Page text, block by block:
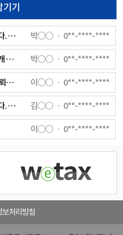
기
용인 수지지역 그급식당자리 찾고있습니다. 전용면적 120평 이상. 주차 다수(20대이상)
법인 소유 농지 매도 하려합니다. 상담전화 부탁드려요 박○○ 0**-****-****
드라이브 스루 가능한 매장 소개 좀 해주세요 박○○ 0**-****-****
반도체 관련 대형 공장 매도 의뢰합니다. 이○○ 0**-****-****
대형 가든형 식당 찾고 있습니다. 용인 , 수원 등 김○○ 0**-****-****
이○○ 0**-****-****
동두천 대형 상가 임대 의뢰를 드리고 싶습니다. 연락주세요~ 안○○ 0**-****-****
정○○ 0**-****-****
100평이상 가든상가 주차30대이상 가능한 곳 찾고 있습니다 연락주시면 감사하겠습니다 안○○ 0**-****-****
용인시 수지구 성복동 외식타운 내 신축 건물 2채 건물주인데요.(준공완료) 식당이 적당할 것 같아서 연락드려봅니다. 주소는 성복 2로 413-1/413-2 입니다.순서대로 사진 첨부합니다. 413-1 : 1층,2층 61,61 합계122평 413-2 : 1층,2층 65,65 합계130평 각각 3억에 월세 1,300 원합니다. (통임대 기준이라 층별로도 조정가능합니다) 윤○○ 0**-****-****
보처리방침